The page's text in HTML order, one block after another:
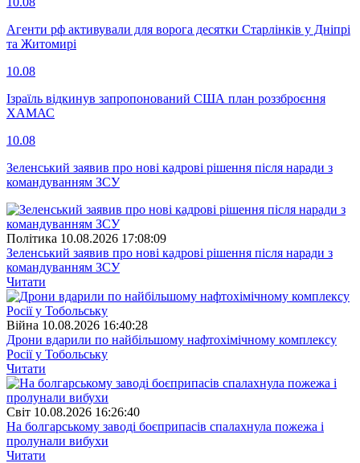
Агенти рф активували для ворога десятки Старлінків у Дніпрі
та Житомирі
10.08
Ізраїль відкинув запропонований США план роззброєння
ХАМАС
10.08
Зеленський заявив про нові кадрові рішення після наради з
командуванням ЗСУ
Полiтика 10.08.2026 17:08:09
Зеленський заявив про нові кадрові рішення після наради з
командуванням ЗСУ
Читати
Війна 10.08.2026 16:40:28
Дрони вдарили по найбільшому нафтохімічному комплексу
Росії у Тобольську
Читати
Свiт 10.08.2026 16:26:40
На болгарському заводі боєприпасів спалахнула пожежа і
пролунали вибухи
Читати